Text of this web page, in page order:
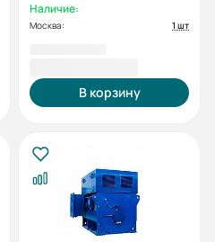
Наличие:
Москва: 1 шт
В корзину